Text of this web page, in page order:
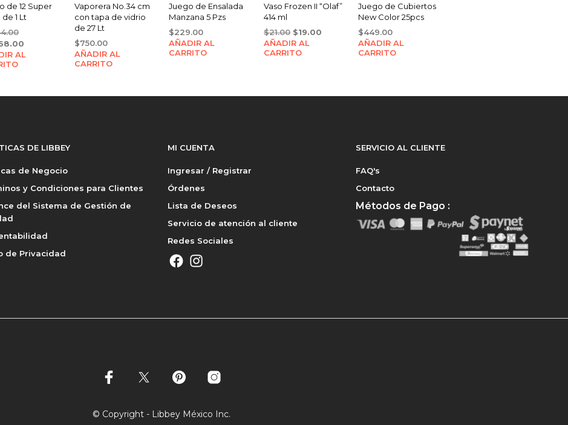
de 12 Super
1 Lt
Original
price
was:
$1,344.00.
Current
price
AL
Vaporera No.34 cm
con tapa de vidrio
de 27 Lt
$750.00
AÑADIR AL
CARRITO
Juego de Ensalada
Manzana 5 Pzs
$229.00
AÑADIR AL
CARRITO
Vaso Frozen II “Olaf”
414 ml
$21.00 Original
price
was:
$19.00Current
AÑADIR AL
CARRITO
Juego de Cubiertos
New Color 25pcs
$449.00
AÑADIR AL
CARRITO
DE LIBBEY
de Negocio
y Condiciones para Clientes
del Sistema de Gestión de
de Privacidad
MI CUENTA
Ingresar / Registrar
Órdenes
Lista de Deseos
Servicio de atención al cliente
Redes Sociales
SERVICIO AL CLIENTE
FAQ's
Contacto
Métodos de Pago :
© Copyright - Libbey México Inc.